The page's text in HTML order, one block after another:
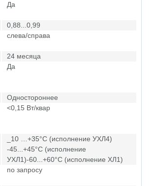
Да
0,88...0,99
слева/справа
24 месяца
Да
Одностороннее
<0,15 Вт/квар
_10 …+35°С (исполнение УХЛ4)
-45...+45°С (исполнение
УХЛ1)-60...+60°С (исполнение ХЛ1)
по запросу